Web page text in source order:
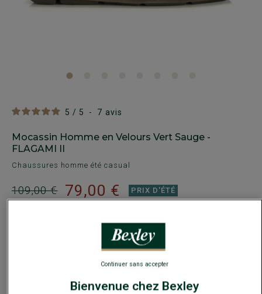
5 / 5 - 7 avis
Mocassin Homme en Velours Vert Sauge -
FLAGAMI II
Chaussures homme été casual
109,00 € 79,00 € PRIX D'ÉTÉ
COULEURS DISPONIBLES
Bienvenue chez Bexley
Continuer sans accepter